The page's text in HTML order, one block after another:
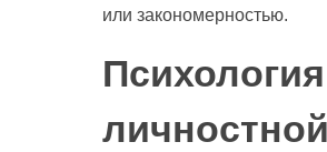
или закономерностью.
Психология
личностной